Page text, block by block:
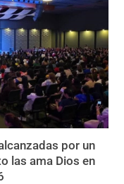
por un
las ama Dios en